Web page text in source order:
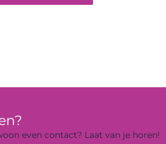
even contact? Laat van je horen!